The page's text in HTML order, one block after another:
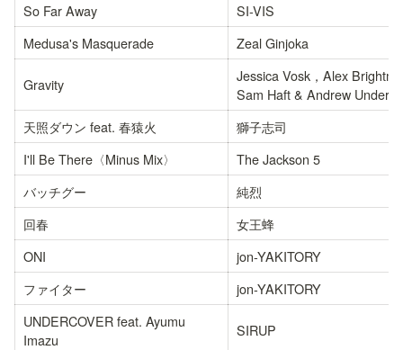
So Far Away
SI-VIS
Medusa's Masquerade
Zeal Ginjoka
Gravity
Jessica Vosk，Alex
Sam Haft & Andrew
天照ダウン feat. 春猿火
獅子志司
I'll Be There〈Minus Mix〉
The Jackson 5
バッチグー
純烈
回春
女王蜂
ONI
jon-YAKITORY
ファイター
jon-YAKITORY
UNDERCOVER feat. Ayumu
Imazu
SIRUP